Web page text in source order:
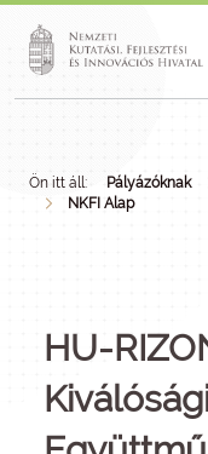
Ön itt áll: Pályázóknak
NKFI Alap
HU-